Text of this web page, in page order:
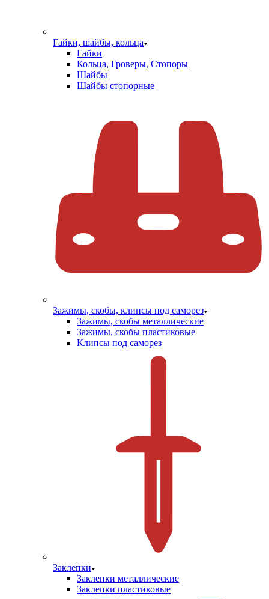
Гайки, шайбы, кольца
Гайки
Кольца, Гроверы, Стопоры
Шайбы
Шайбы стопорные
Зажимы, скобы, клипсы под саморез
Зажимы, скобы металлические
Зажимы, скобы пластиковые
Клипсы под саморез
Заклепки
Заклепки металлические
Заклепки пластиковые